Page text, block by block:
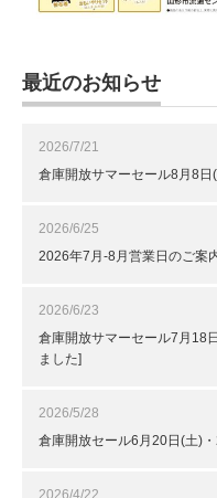
最近のお知らせ
2026/7/21
倉庫開放サマーセール8月8
2026/6/25
2026年7月-8月営業日のご案
2026/6/23
倉庫開放サマーセール7月18
ました]
2026/5/28
倉庫開放セール6月20日(土)
2026/4/22